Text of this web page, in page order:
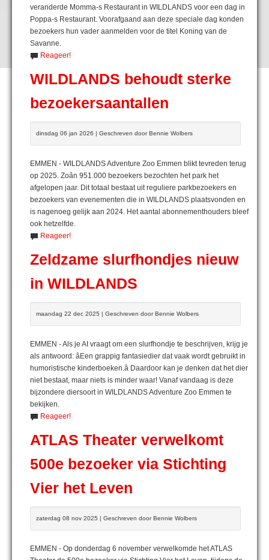
veranderde Momma-s Restaurant in WILDLANDS voor een dag in
Poppa-s Restaurant. Voorafgaand aan deze speciale dag konden
bezoekers hun vader aanmelden voor de titel Koning van de
Savanne.
Reageer!
WILDLANDS behoudt sterke
bezoekersaantallen
dinsdag 06 jan 2026 | Geschreven door Bennie Wolbers
EMMEN - WILDLANDS Adventure Zoo Emmen blikt tevreden terug
op 2025. Zoân 951.000 bezoekers bezochten het park het
afgelopen jaar. Dit totaal bestaat uit reguliere parkbezoekers en
bezoekers van evenementen die in WILDLANDS plaatsvonden en
is nagenoeg gelijk aan 2024. Het aantal abonnementhouders bleef
ook hetzelfde.
Reageer!
Zeldzame slurfhondjes nieuw
in WILDLANDS
maandag 22 dec 2025 | Geschreven door Bennie Wolbers
EMMEN - Als je AI vraagt om een slurfhondje te beschrijven, krijg je
als antwoord: âEen grappig fantasiedier dat vaak wordt gebruikt in
humoristische kinderboeken.â Daardoor kan je denken dat het dier
niet bestaat, maar niets is minder waar! Vanaf vandaag is deze
bijzondere diersoort in WILDLANDS Adventure Zoo Emmen te
bekijken.
Reageer!
ATLAS Theater verwelkomt
500e bezoeker via Stichting
Vier het Leven
zaterdag 08 nov 2025 | Geschreven door Bennie Wolbers
EMMEN - Op donderdag 6 november verwelkomde het ATLAS